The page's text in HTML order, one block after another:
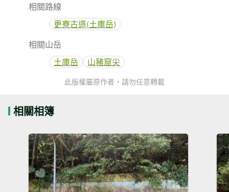
相關路線
更寮古道(土庫岳)
相關山岳
土庫岳
山豬窟尖
此版權屬原作者，請勿任意轉載
相關相簿